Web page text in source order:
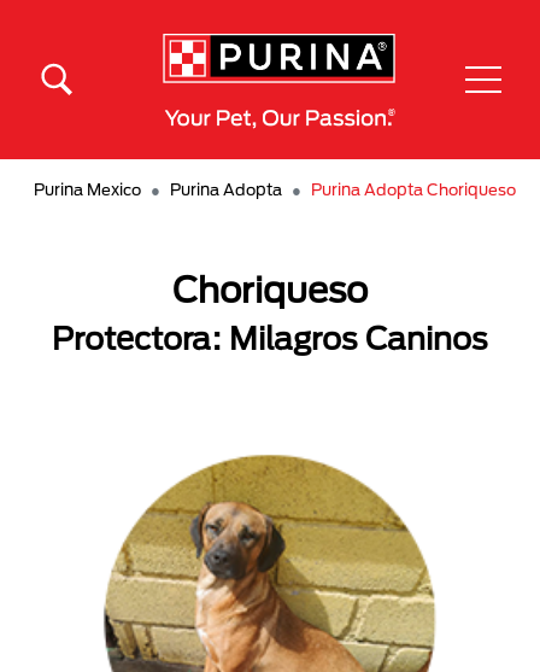
Purina Mexico Purina Adopta Purina Adopta Choriqueso
Choriqueso
Protectora: Milagros Caninos